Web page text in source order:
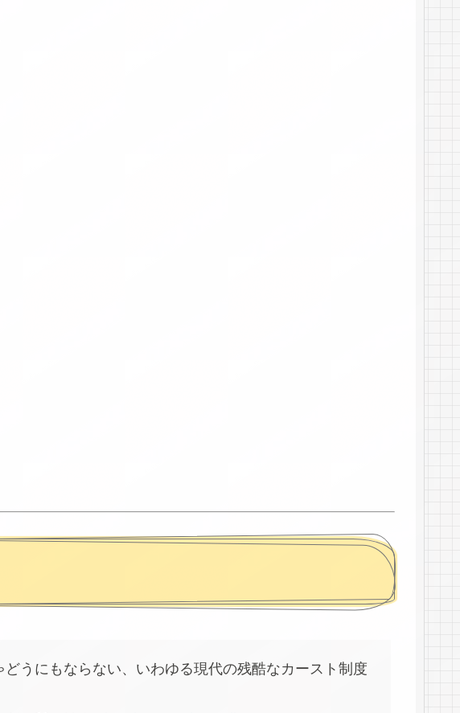
うにもならない、いわゆる現代の残酷なカースト制度